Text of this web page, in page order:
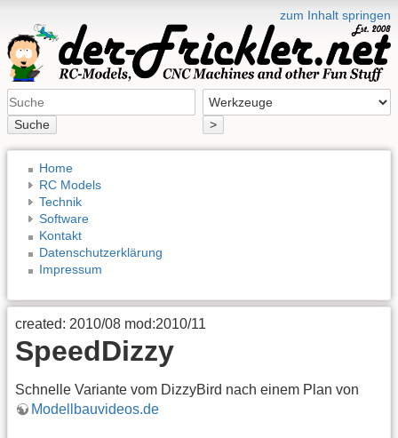
zum Inhalt springen
Suche >
Home
RC Models
Technik
Software
Kontakt
Datenschutzerklärung
Impressum
created: 2010/08 mod:2010/11
SpeedDizzy
Schnelle Variante vom DizzyBird nach einem Plan von
Modellbauvideos.de